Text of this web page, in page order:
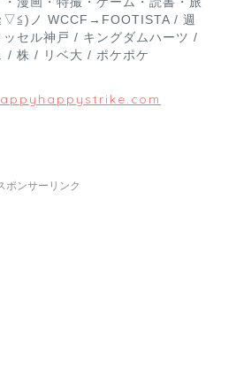
ノ WCCF→FOOTISTA / 週
セル神戸 / キングダムハーツ /
/ 株 / リベ大 / ポケポケ
ポンサーリンク